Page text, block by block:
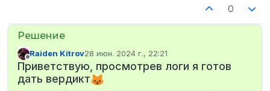
0
Не в сети
Raiden Kitrov28 июн. 2024 г., 22:21
отредактировано
Приветствую, просмотрев логи я готов
дать вердикт